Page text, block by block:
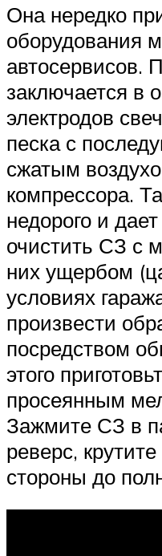
Она нередко
оборудования
автосервисов.
заключается в
электродов
песка с
сжатым
компрессора.
недорого и
очистить СЗ с
них ущербом
условиях
произвести
посредством
этого
просеянным
Зажмите СЗ в
реверс,
стороны до